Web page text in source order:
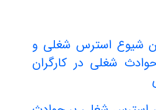
شیوع استرس شغلی و
شغلی در کارگران